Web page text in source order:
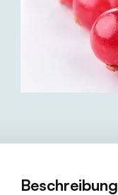
Beschreibung